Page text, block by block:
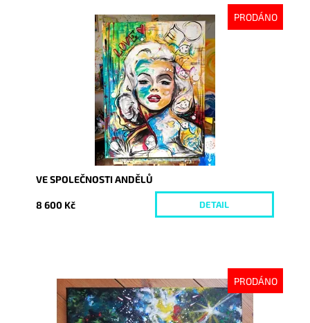
PRODÁNO
Vyprodáno
2624
VE SPOLEČNOSTI ANDĚLŮ
8 600 Kč DETAIL
PRODÁNO
Dostupnost:
Vyprodáno
3300